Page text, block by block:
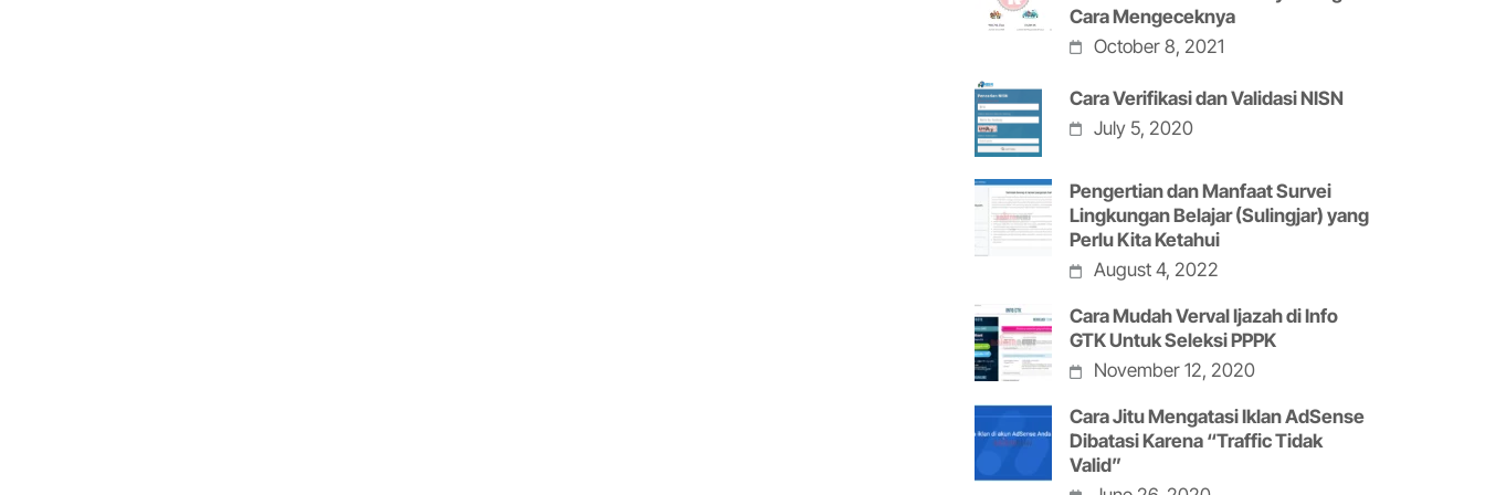
Cara Mengeceknya
October 8, 2021
Cara Verifikasi dan Validasi NISN
July 5, 2020
Pengertian dan Manfaat Survei
Lingkungan Belajar (Sulingjar) yang
Perlu Kita Ketahui
August 4, 2022
Cara Mudah Verval Ijazah di Info
GTK Untuk Seleksi PPPK
November 12, 2020
Cara Jitu Mengatasi Iklan AdSense
Dibatasi Karena “Traffic Tidak
Valid”